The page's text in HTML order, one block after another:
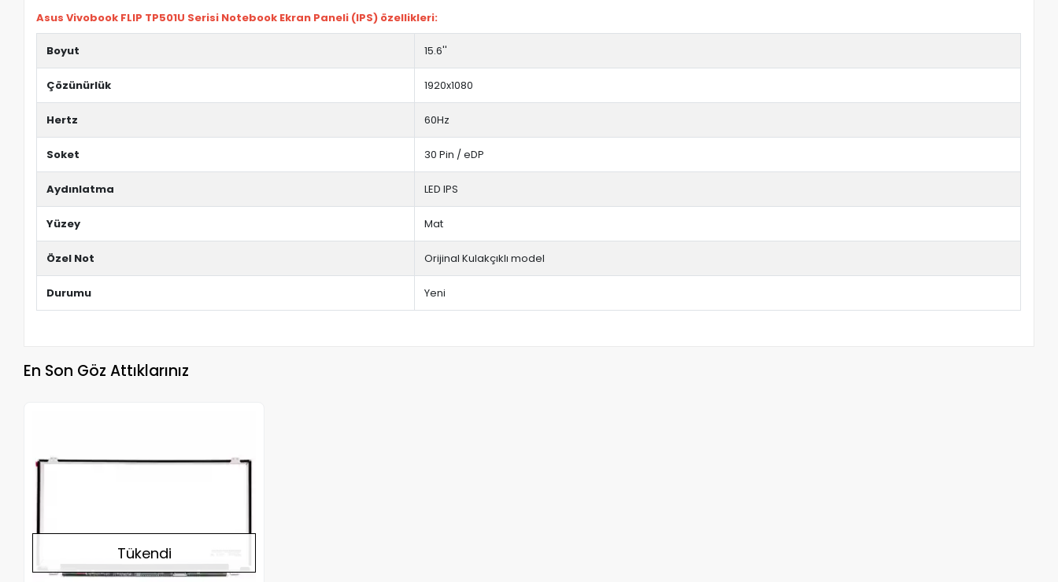
Asus Vivobook FLIP TP501U Serisi Notebook Ekran Paneli (IPS) özellikleri:
Boyut 15.6''
Çözünürlük 1920x1080
Hertz 60Hz
Soket 30 Pin / eDP
Aydınlatma LED IPS
Yüzey Mat
Özel Not Orijinal Kulakçıklı model
Durumu Yeni
En Son Göz Attıklarınız
Tükendi